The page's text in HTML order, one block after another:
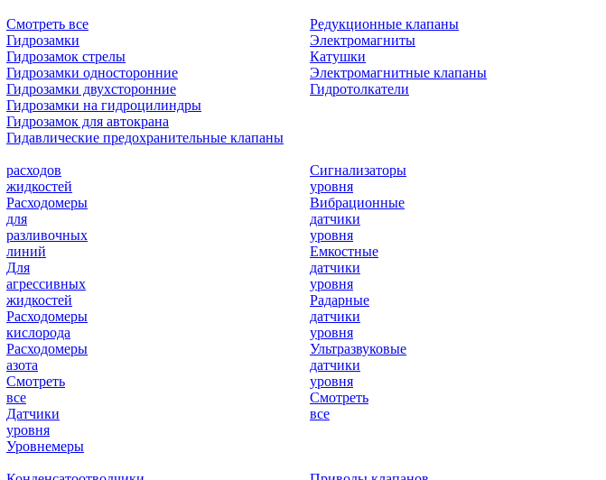
Смотреть все
Гидрозамки
Гидрозамок стрелы
Гидрозамки односторонние
Гидрозамки двухсторонние
Гидрозамки на гидроцилиндры
Гидрозамок для автокрана
Гидавлические предохранительные клапаны
Редукционные клапаны
Электромагниты
Катушки
Электромагнитные клапаны
Гидротолкатели
расходов
жидкостей
Расходомеры
для
разливочных
линий
Для
агрессивных
жидкостей
Расходомеры
кислорода
Расходомеры
азота
Смотреть
все
Датчики
уровня
Уровнемеры
Сигнализаторы
уровня
Вибрационные
датчики
уровня
Емкостные
датчики
уровня
Радарные
датчики
уровня
Ультразвуковые
датчики
уровня
Смотреть
все